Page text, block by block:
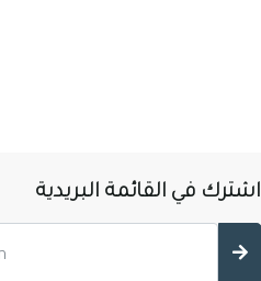
اشترك في القائمة البريدية